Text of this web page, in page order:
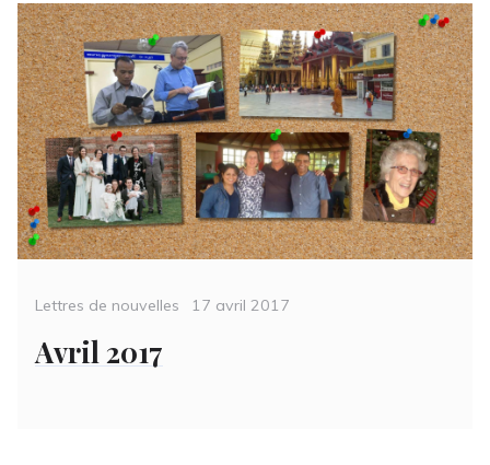
Categories
Lettres de nouvelles
Posted
17 avril 2017
Avril 2017